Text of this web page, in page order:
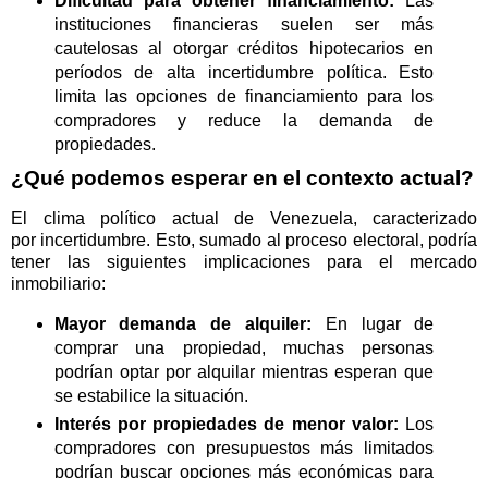
instituciones financieras suelen ser más
cautelosas al otorgar créditos hipotecarios en
períodos de alta incertidumbre política. Esto
limita las opciones de financiamiento para los
compradores y reduce la demanda de
propiedades.
¿Qué podemos esperar en el contexto actual?
El clima político actual de Venezuela, caracterizado
por incertidumbre. Esto, sumado al proceso electoral, podría
tener las siguientes implicaciones para el mercado
inmobiliario:
Mayor demanda de alquiler: En lugar de
comprar una propiedad, muchas personas
podrían optar por alquilar mientras esperan que
se estabilice la situación.
Interés por propiedades de menor valor: Los
compradores con presupuestos más limitados
podrían buscar opciones más económicas para